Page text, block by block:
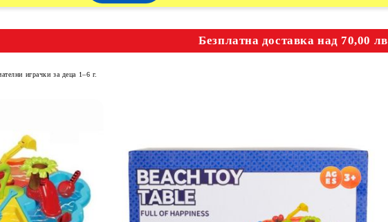
Безплатна доставка над 70,00 лв
играчки за деца 1–6 г.